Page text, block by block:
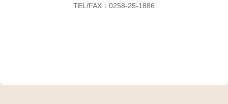
TEL/FAX：0258-25-1886